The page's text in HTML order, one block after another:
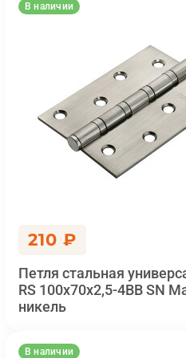
В наличии
210 ₽
Петля стальная
RS 100x70x2,5-4BB SN
никель
В наличии